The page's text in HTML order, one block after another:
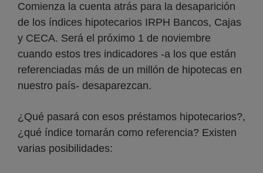
Comienza la cuenta atrás para la desaparición
de los índices hipotecarios IRPH Bancos, Cajas
y CECA. Será el próximo 1 de noviembre
cuando estos tres indicadores -a los que están
referenciadas más de un millón de hipotecas en
nuestro país- desaparezcan.
¿Qué pasará con esos préstamos hipotecarios?,
¿qué índice tomarán como referencia? Existen
varias posibilidades: